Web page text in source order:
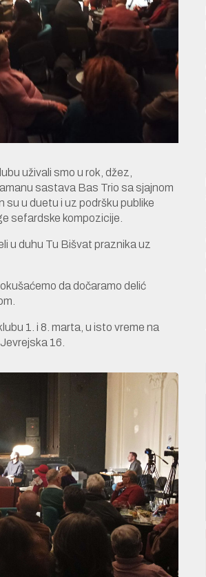
uživali smo u rok, džez,
sastava Bas Trio sa sjajnom
u duetu i uz podršku publike
sefardske kompozicije.
u duhu Tu Bišvat praznika uz
da dočaramo delić
1. i 8. marta, u isto vreme na
16.